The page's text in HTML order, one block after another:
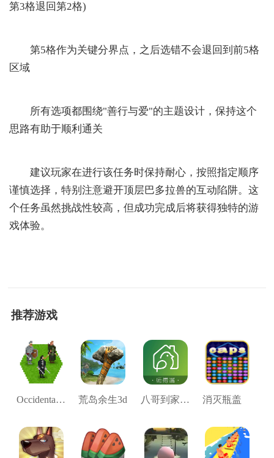
第3格退回第2格)
第5格作为关键分界点，之后选错不会退回到前5格
区域
所有选项都围绕"善行与爱"的主题设计，保持这个
思路有助于顺利通关
建议玩家在进行该任务时保持耐心，按照指定顺序
谨慎选择，特别注意避开顶层巴多拉兽的互动陷阱。这
个任务虽然挑战性较高，但成功完成后将获得独特的游
戏体验。
推荐游戏
Occidental Heroes 荒岛余生3d 八哥到家师傅端 消灭瓶盖